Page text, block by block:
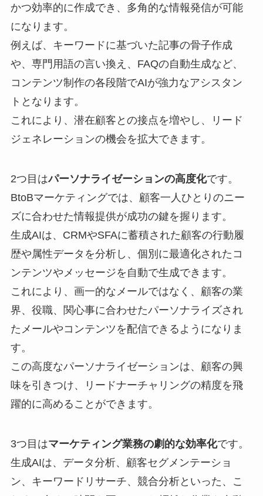
かつ効率的に作成でき、多角的な情報発信が可能
になります。
例えば、キーワードに基づいた記事の骨子作成
や、専門用語の言い換え、FAQの自動生成など、
コンテンツ制作の各段階でAIが強力なアシスタン
トとなります。
これにより、潜在顧客との接点を増やし、リード
ジェネレーションの機会を拡大できます。
2つ目はパーソナライゼーションの高度化です。
BtoBマーケティングでは、顧客一人ひとりのニー
ズに合わせた情報提供が成功の鍵を握ります。
生成AIは、CRMやSFAに蓄積された顧客の行動履
歴や属性データを分析し、個別に最適化されたコ
ンテンツやメッセージを自動で生成できます。
これにより、画一的なメールではなく、顧客の業
界、役職、関心事に合わせたパーソナライズされ
たメールやコンテンツを配信できるようになりま
す。
この高度なパーソナライゼーションは、顧客の興
味を引きつけ、リードナーチャリングの精度を飛
躍的に高めることができます。
3つ目はマーケティング業務の劇的な効率化です。
生成AIは、データ分析、顧客セグメンテーショ
ン、キーワードリサーチ、競合分析といった、こ